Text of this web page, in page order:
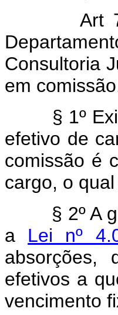
Art
Consultoria
em
§ 1º
efetivo de
comissão é
cargo, o
§ 2º A
a Lei nº
absorções,
efetivos a
vencimento